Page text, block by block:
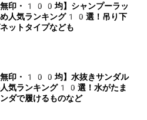
無印・100均】シャンプーラッ
め人気ランキング10選！吊り下
ットタイプなども
無印・100均】水抜きサンダル
気ランキング10選！水がたま
ダで履けるものなど